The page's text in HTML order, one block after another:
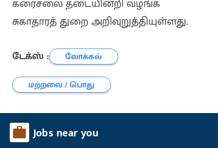
கரைசலை தடையின்றி வழங்க
சுகாதாரத் துறை அறிவுறுத்தியுள்ளது.
டேக்ஸ் :
லோக்கல்
மற்றவை / பொது
Jobs near you